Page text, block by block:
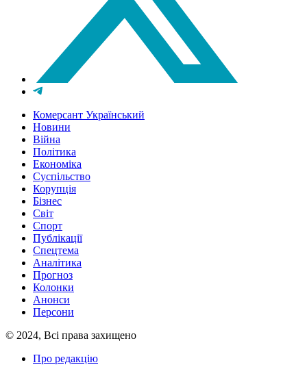
Комерсант Український
Новини
Війна
Політика
Економіка
Суспільство
Корупція
Бізнес
Світ
Спорт
Публікації
Спецтема
Аналітика
Прогноз
Колонки
Анонси
Персони
© 2024, Всі права захищено
Про редакцію